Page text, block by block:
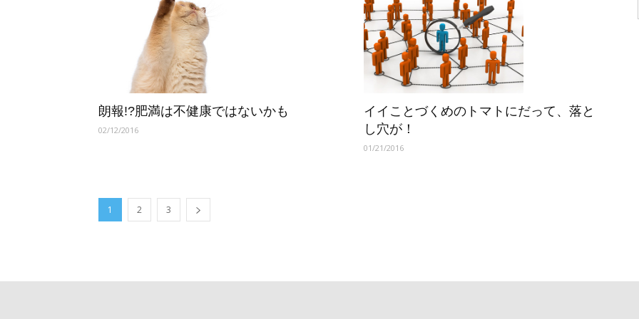
朗報!?肥満は不健康ではないかも
02/12/2016
イイことづくめのトマトにだって、落と
し穴が！
01/21/2016
1 2 3